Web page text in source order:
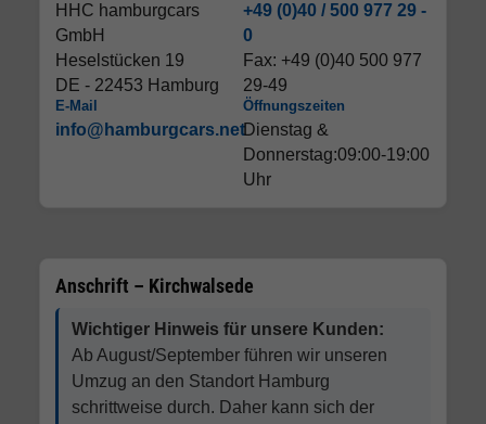
HHC hamburgcars
GmbH
Heselstücken 19
DE - 22453 Hamburg
+49 (0)40 / 500 977 29 -
0
Fax: +49 (0)40 500 977
29-49
E-Mail
info@hamburgcars.net
Öffnungszeiten
Dienstag &
Donnerstag:09:00-19:00
Uhr
Anschrift – Kirchwalsede
Wichtiger Hinweis für unsere Kunden:
Ab August/September führen wir unseren
Umzug an den Standort Hamburg
schrittweise durch. Daher kann sich der